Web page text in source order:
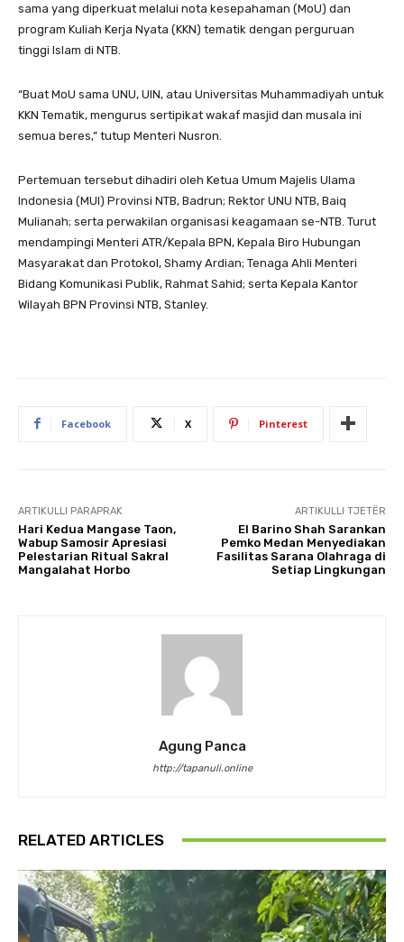
sama yang diperkuat melalui nota kesepahaman (MoU) dan
program Kuliah Kerja Nyata (KKN) tematik dengan perguruan
tinggi Islam di NTB.
“Buat MoU sama UNU, UIN, atau Universitas Muhammadiyah untuk
KKN Tematik, mengurus sertipikat wakaf masjid dan musala ini
semua beres,” tutup Menteri Nusron.
Pertemuan tersebut dihadiri oleh Ketua Umum Majelis Ulama
Indonesia (MUI) Provinsi NTB, Badrun; Rektor UNU NTB, Baiq
Mulianah; serta perwakilan organisasi keagamaan se-NTB. Turut
mendampingi Menteri ATR/Kepala BPN, Kepala Biro Hubungan
Masyarakat dan Protokol, Shamy Ardian; Tenaga Ahli Menteri
Bidang Komunikasi Publik, Rahmat Sahid; serta Kepala Kantor
Wilayah BPN Provinsi NTB, Stanley.
Facebook X Pinterest
ARTIKULLI PARAPRAK
Hari Kedua Mangase Taon,
Wabup Samosir Apresiasi
Pelestarian Ritual Sakral
Mangalahat Horbo
ARTIKULLI TJETËR
El Barino Shah Sarankan
Pemko Medan Menyediakan
Fasilitas Sarana Olahraga di
Setiap Lingkungan
Agung Panca
http://tapanuli.online
RELATED ARTICLES